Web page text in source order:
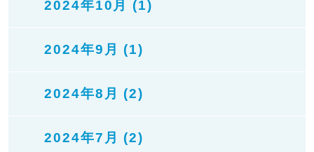
2024年10月 (1)
2024年9月 (1)
2024年8月 (2)
2024年7月 (2)